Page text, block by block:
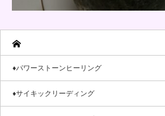
♦パワーストーンヒーリング
♦サイキックリーディング